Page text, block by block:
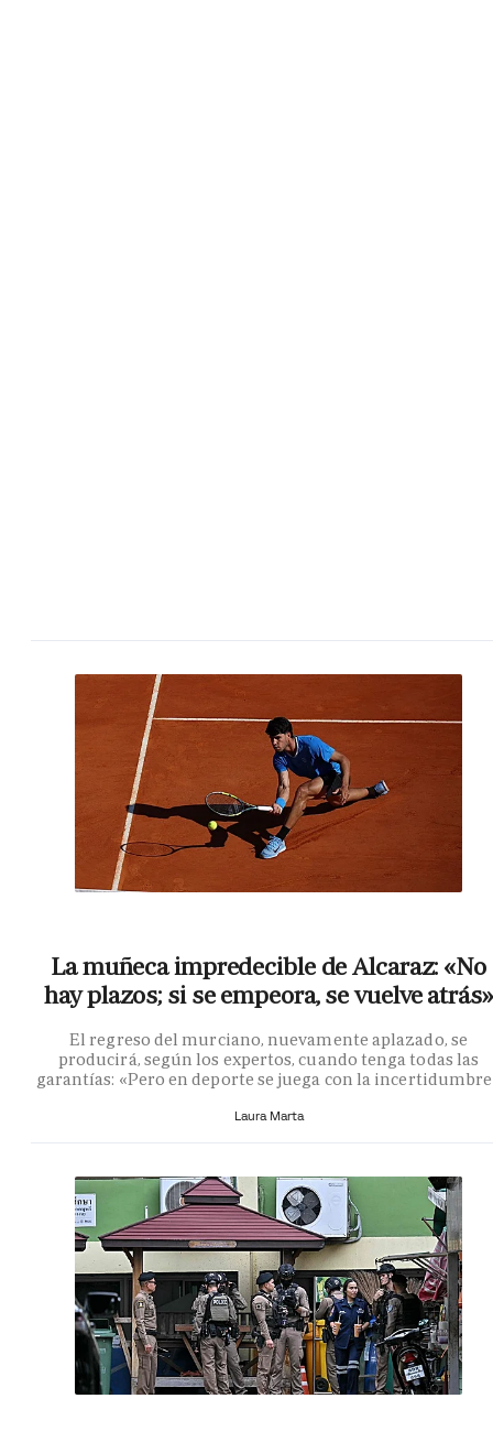
La muñeca impredecible de Alcaraz: «No
hay plazos; si se empeora, se vuelve atrás»
El regreso del murciano, nuevamente aplazado, se
producirá, según los expertos, cuando tenga todas las
garantías: «Pero en deporte se juega con la
Laura Marta